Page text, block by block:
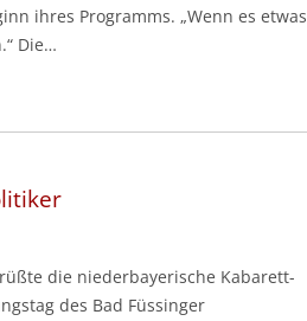
ihres Programms. „Wenn es etwas
Die…
die niederbayerische Kabarett-
des Bad Füssinger